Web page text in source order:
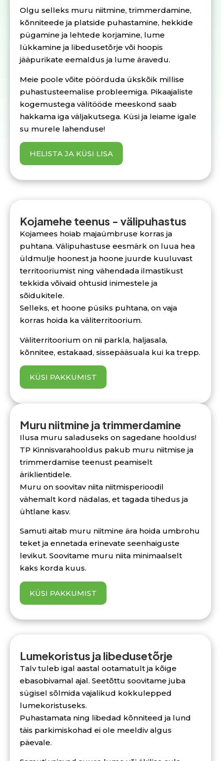
Olgu selleks muru niitmine, trimmerdamine,
kõnniteede ja platside puhastamine, hekkide
pügamine ja lehtede korjamine, lume
lükkamine ja libedusetõrje või hoopis
jääpurikate eemaldus ja lume äravedu.
Meie poole võite pöörduda ükskõik millise
puhastusteemalise probleemiga. Pikaajaliste
kogemustega välitööde meeskond saab
hakkama iga väljakutsega. Küsi ja leiame igale
su murele lahenduse!
HELISTA JA KÜSI LISA
Kojamehe teenus - välipuhastus
Kojamees hoiab majaümbruse korras ja
puhtana. Välipuhastuse eesmärk on luua hea
üldmulje hoonest ja hoone juurde kuuluvast
territooriumist ning vähendada ilmastikust
tekkida võivaid ohtusid inimestele ja
sõidukitele.
Selleks, et hoone püsiks puhtana, on vaja
korras hoida ka väliterritoorium.
Väliterritoorium on nii parkla, haljasala,
kõnnitee, estakaad, sissepääsuala kui ka trepp.
KÜSI PAKKUMIST
Muru niitmine ja trimmerdamine
Ilusa muru saladuseks on sagedane hooldus!
TP Kinnisvarahooldus pakub muru niitmise ja
trimmerdamise teenust peamiselt
äriklientidele.
Muru on soovitav niita niitmisperioodil
vähemalt kord nädalas, et tagada tihedus ja
ühtlane kasv.
Samuti aitab muru niitmine ära hoida umbrohu
teket ja ennetada erinevate seenhaiguste
levikut. Soovitame muru niita minimaalselt
kaks korda kuus.
KÜSI PAKKUMIST
Lumekoristus ja libedusetõrje
Talv tuleb igal aastal ootamatult ja kõige
ebasobivamal ajal. Seetõttu soovitame juba
sügisel sõlmida vajalikud kokkulepped
lumekoristuseks.
Puhastamata ning libedad kõnniteed ja lund
täis parkimiskohad ei ole meeldiv algus
päevale.